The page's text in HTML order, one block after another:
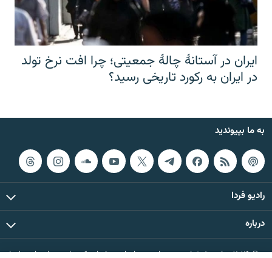
ایران در آستانهٔ چالهٔ جمعیتی؛ چرا افت نرخ تولد
در ایران به رکورد تاریخی رسید؟
به ما بپیوندید
رادیو فردا
درباره
© ۲۰۲۶ تمام حقوق این وب‌سایت، بر اساس مقررات کپی‌رایت، برای رادیو فردا